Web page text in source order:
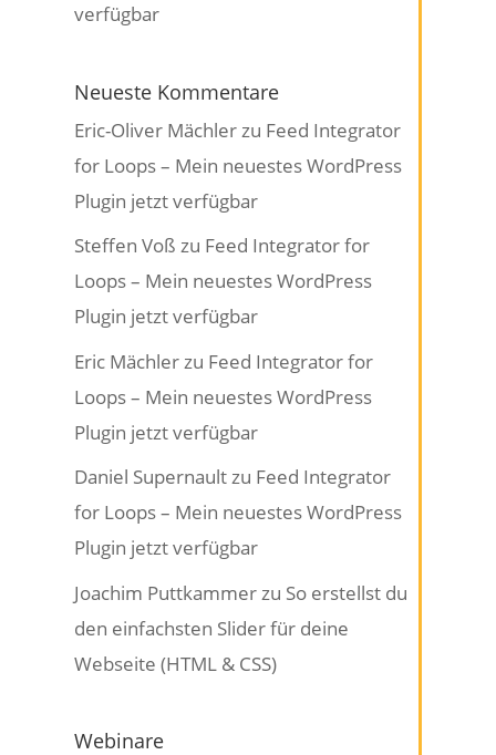
verfügbar
Neueste Kommentare
Eric-Oliver Mächlerzu Feed Integrator
for Loops – Mein neuestes WordPress
Plugin jetzt verfügbar
Steffen Voß zu Feed Integrator for
Loops – Mein neuestes WordPress
Plugin jetzt verfügbar
Eric Mächlerzu Feed Integrator for
Loops – Mein neuestes WordPress
Plugin jetzt verfügbar
Daniel Supernaultzu Feed Integrator
for Loops – Mein neuestes WordPress
Plugin jetzt verfügbar
Joachim Puttkammerzu So erstellst du
den einfachsten Slider für deine
Webseite (HTML & CSS)
Webinare